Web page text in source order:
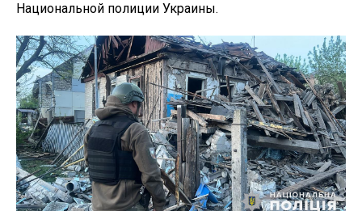
Национальной полиции Украины.